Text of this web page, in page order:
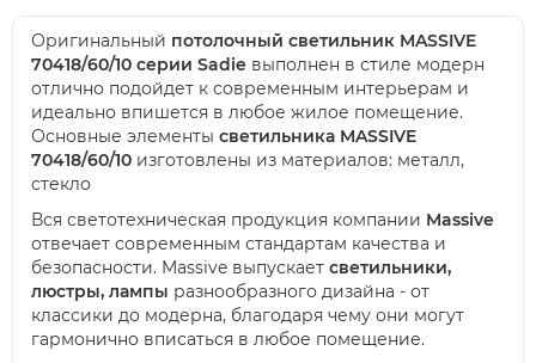
Оригинальный потолочный светильник MASSIVE
70418/60/10 серии Sadie выполнен в стиле модерн
отлично подойдет к современным интерьерам и
идеально впишется в любое жилое помещение.
Основные элементы светильника MASSIVE
70418/60/10 изготовлены из материалов: металл,
стекло
Вся светотехническая продукция компании Massive
отвечает современным стандартам качества и
безопасности. Massive выпускает светильники,
люстры, лампы разнообразного дизайна - от
классики до модерна, благодаря чему они могут
гармонично вписаться в любое помещение.